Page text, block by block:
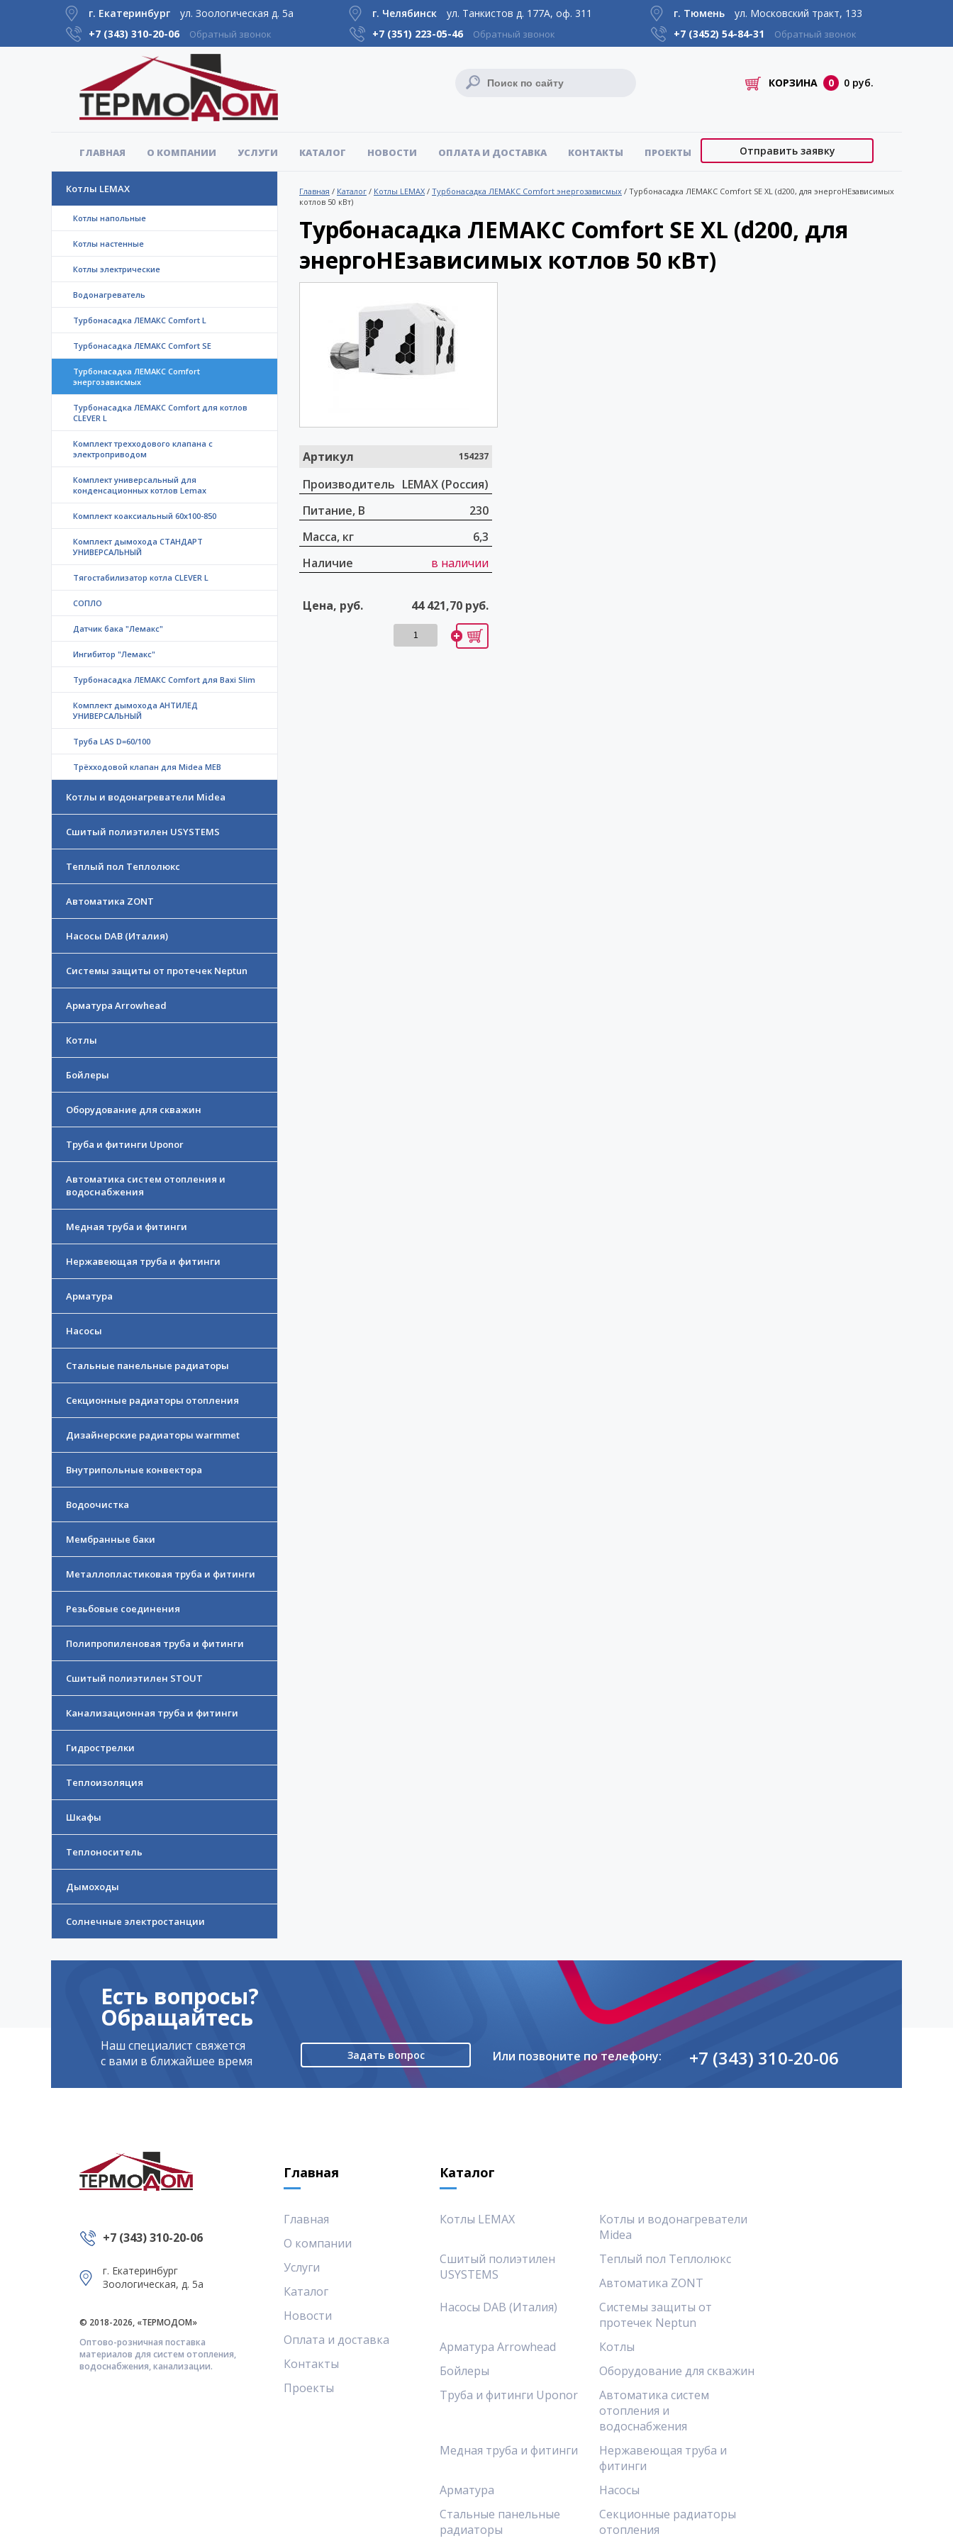
г. Екатеринбург
ул. Зоологическая д. 5а
+7 (343) 310-20-06 Обратный звонок
г. Челябинск
ул. Танкистов д. 177А, оф. 311
+7 (351) 223-05-46 Обратный звонок
г. Тюмень
ул. Московский тракт, 133
+7 (3452) 54-84-31 Обратный звонок
КОРЗИНА 0 0 руб.
Отправить заявку
ГЛАВНАЯ О КОМПАНИИ УСЛУГИ КАТАЛОГ НОВОСТИ ОПЛАТА И ДОСТАВКА КОНТАКТЫ ПРОЕКТЫ
Котлы LEMAX
Котлы напольные
Котлы настенные
Котлы электрические
Водонагреватель
Турбонасадка ЛЕМАКС Comfort L
Турбонасадка ЛЕМАКС Comfort SE
Турбонасадка ЛЕМАКС Comfort
энергозависмых
Турбонасадка ЛЕМАКС Comfort для котлов
CLEVER L
Комплект трехходового клапана с
электроприводом
Комплект универсальный для
конденсационных котлов Lemax
Комплект коаксиальный 60х100-850
Комплект дымохода СТАНДАРТ
УНИВЕРСАЛЬНЫЙ
Тягостабилизатор котла CLEVER L
СОПЛО
Датчик бака "Лемакс"
Ингибитор "Лемакс"
Турбонасадка ЛЕМАКС Comfort для Baxi Slim
Комплект дымохода АНТИЛЕД
УНИВЕРСАЛЬНЫЙ
Труба LAS D=60/100
Трёхходовой клапан для Midea MEB
Котлы и водонагреватели Midea
Сшитый полиэтилен USYSTEMS
Теплый пол Теплолюкс
Автоматика ZONT
Насосы DAB (Италия)
Системы защиты от протечек Neptun
Арматура Arrowhead
Котлы
Бойлеры
Оборудование для скважин
Труба и фитинги Uponor
Автоматика систем отопления и
водоснабжения
Медная труба и фитинги
Нержавеющая труба и фитинги
Арматура
Насосы
Стальные панельные радиаторы
Секционные радиаторы отопления
Дизайнерские радиаторы warmmet
Внутрипольные конвектора
Водоочистка
Мембранные баки
Металлопластиковая труба и фитинги
Резьбовые соединения
Полипропиленовая труба и фитинги
Сшитый полиэтилен STOUT
Канализационная труба и фитинги
Гидрострелки
Теплоизоляция
Шкафы
Теплоноситель
Дымоходы
Солнечные электростанции
Главная / Каталог / Котлы LEMAX / Турбонасадка ЛЕМАКС Comfort энергозависмых / Турбонасадка ЛЕМАКС Comfort SE XL (d200, для энергоНЕзависимых
котлов 50 кВт)
Турбонасадка ЛЕМАКС Comfort SE XL (d200, для
энергоНЕзависимых котлов 50 кВт)
Артикул 154237
Производитель LEMAX (Россия)
Питание, В
230
Масса, кг
6,3
Наличие
в наличии
Цена, руб. 44 421,70 руб.
Есть вопросы?
Обращайтесь
Наш специалист свяжется
с вами в ближайшее время
Задать вопрос Или позвоните по телефону: +7 (343) 310-20-06
Главная Каталог
+7 (343) 310-20-06
г. Екатеринбург
Зоологическая, д. 5а
© 2018-2026, «ТЕРМОДОМ»
Оптово-розничная поставка
материалов для систем отопления,
водоснабжения, канализации.
Главная
О компании
Услуги
Каталог
Новости
Оплата и доставка
Контакты
Проекты
Котлы LEMAX
Котлы и водонагреватели
Midea
Сшитый полиэтилен
USYSTEMS
Теплый пол Теплолюкс
Автоматика ZONT
Насосы DAB (Италия)
Системы защиты от
протечек Neptun
Арматура Arrowhead
Котлы
Бойлеры
Оборудование для скважин
Труба и фитинги Uponor
Автоматика систем
отопления и
водоснабжения
Медная труба и фитинги
Нержавеющая труба и
фитинги
Арматура
Насосы
Стальные панельные
радиаторы
Секционные радиаторы
отопления